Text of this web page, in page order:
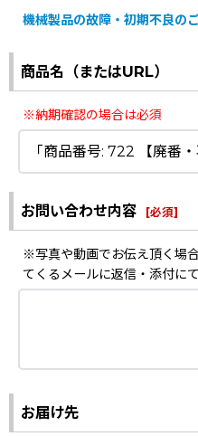
機械製品の故障・初期不良の
商品名（またはURL）
※納期確認の場合は必須
お問い合わせ内容 [必須]
※写真や動画でお伝え頂く場
てくるメールに返信・添付に
お届け先